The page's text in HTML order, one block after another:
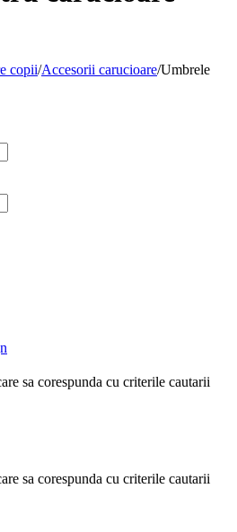
copii/Accesorii carucioare/Umbrele
sa corespunda cu criterile cautarii
sa corespunda cu criterile cautarii